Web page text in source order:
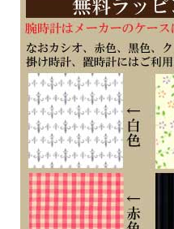
■幅38mm×厚み9.6mm
■バンドアジャストは板ばねタイプ
・秒針停止機能
・充電警告機能
・過充電防止機能
■メーカーの正規国内保証書付き（1年